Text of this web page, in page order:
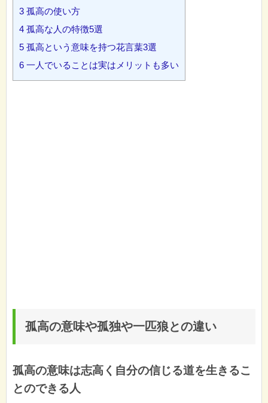
3 孤高の使い方
4 孤高な人の特徴5選
5 孤高という意味を持つ花言葉3選
6 一人でいることは実はメリットも多い
孤高の意味や孤独や一匹狼との違い
孤高の意味は志高く自分の信じる道を生きるこ
とのできる人